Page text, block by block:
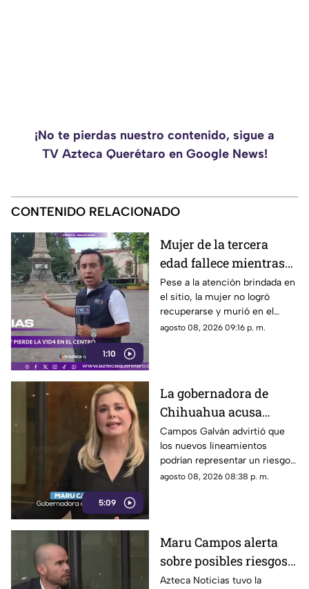
¡No te pierdas nuestro contenido, sigue a
TV Azteca Querétaro en Google News!
CONTENIDO RELACIONADO
1:10
Mujer de la tercera
edad fallece mientras
caminaba por el Centro
de Querétaro
Pese a la atención brindada en
el sitio, la mujer no logró
recuperarse y murió en el
lugar.
agosto 08, 2026 09:16 p. m.
5:09
La gobernadora de
Chihuahua acusa
posible censura
impulsada desde el
Gobierno Federal
Campos Galván advirtió que
los nuevos lineamientos
podrían representar un riesgo
para la libertad de expresión
agosto 08, 2026 08:38 p. m.
Maru Campos alerta
sobre posibles riesgos
para la libertad de
Azteca Noticias tuvo la